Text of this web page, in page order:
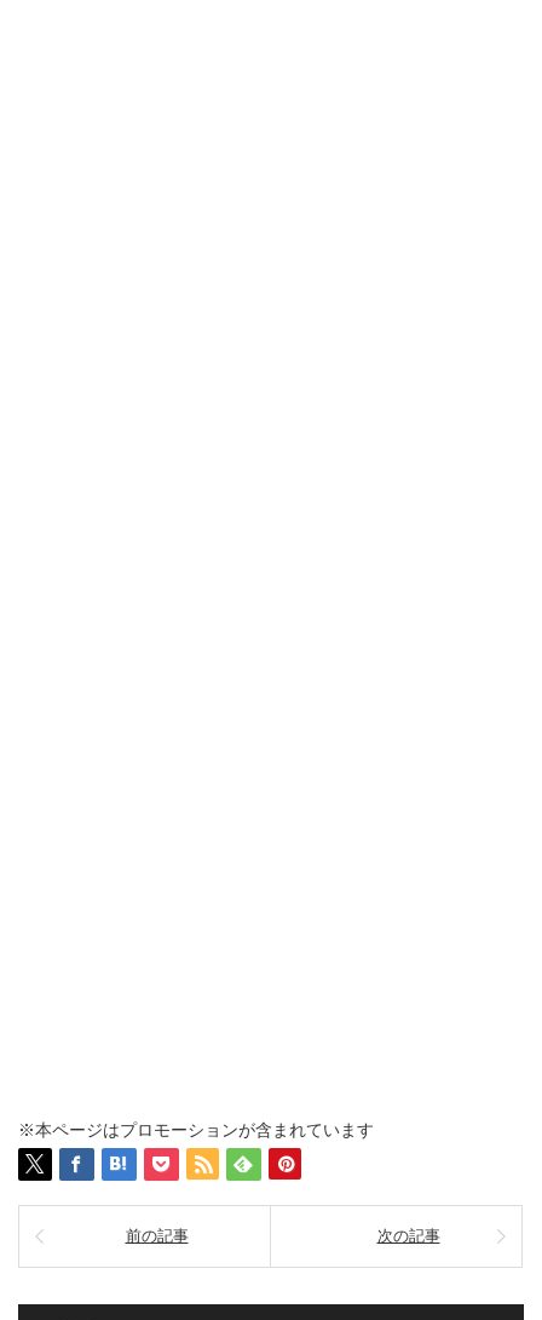
※本ページはプロモーションが含まれています
前の記事 次の記事